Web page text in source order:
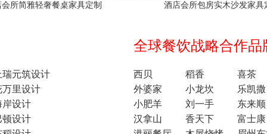
所简雅轻奢餐桌家具定制 酒店会所包房实木沙发家具
瑞元筑设计
万里设计
岸设计
顿设计
全球餐饮战略合作品
西贝 稻香
喜茶
外婆家
小龙坎
乐凯撒
小肥羊
刘一手
东来顺
汉拿山
香天下
富士康